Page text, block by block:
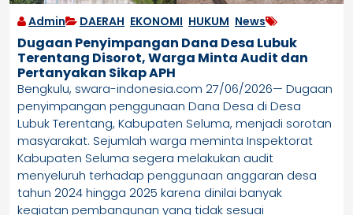
Admin DAERAH EKONOMI HUKUM News
Dugaan Penyimpangan Dana Desa Lubuk
Terentang Disorot, Warga Minta Audit dan
Pertanyakan Sikap APH
Bengkulu, swara-indonesia.com 27/06/2026— Dugaan
penyimpangan penggunaan Dana Desa di Desa
Lubuk Terentang, Kabupaten Seluma, menjadi sorotan
masyarakat. Sejumlah warga meminta Inspektorat
Kabupaten Seluma segera melakukan audit
menyeluruh terhadap penggunaan anggaran desa
tahun 2024 hingga 2025 karena dinilai banyak
kegiatan pembangunan yang tidak sesuai